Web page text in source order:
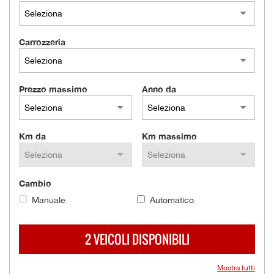
AZIENDA
NEWS
AREA COMMERCIANTI
Carrozzeria
Prezzo massimo Anno da
Km da Km massimo
Cambio
Manuale Automatico
2 VEICOLI DISPONIBILI
Mostra tutti
tracciamento
che
adottiamo
per
di
seguito
ottenere
maggiori
sull'utilità